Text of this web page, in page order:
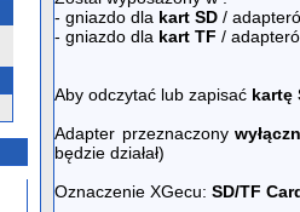
- gniazdo dla kart SD /
- gniazdo dla kart TF /
Aby odczytać lub zapisać kartę
Adapter przeznaczony
będzie działał)
Oznaczenie XGecu: SD/TF